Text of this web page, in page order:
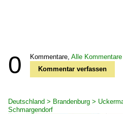
0 Kommentare, Alle Kommentare
Kommentar verfassen
Deutschland > Brandenburg >
Schmargendorf